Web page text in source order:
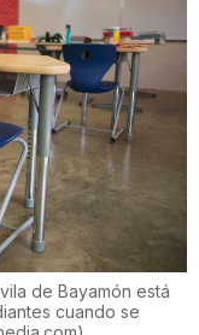
de Bayamón está
cuando se